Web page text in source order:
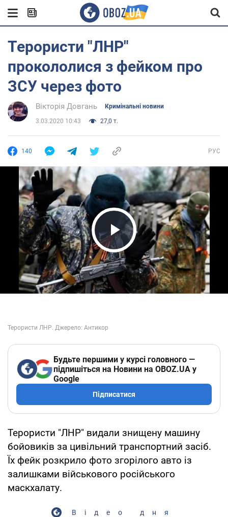
Терористи "ЛНР"
прокололися з фейком про
ЗСУ через фото
Вікторія Довгань Кримінальні новини
3.03.2020 10:43 27,0 т.
140 РУС
Play Video
Будьте першими у курсі головного —
підпишіться на Новини на OBOZ.UA у
Google
Підписатися
Терористи "ЛНР" видали знищену машину
бойовиків за цивільний транспортний засіб.
Їх фейк розкрило фото згорілого авто із
залишками військового російського
маскхалату.
Відео дня